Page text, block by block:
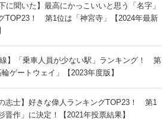
に聞いた】最高にかっこいいと思う「名字」
TOP23！ 第1位は「神宮寺」【2024年最新
線】「乗車人員が少ない駅」ランキング！ 第
ゲートウェイ」【2023年度版】
の志士】好きな偉人ランキングTOP23！ 第1
晋作」に決定！【2021年投票結果】